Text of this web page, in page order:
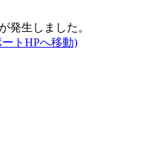
発生しました。
トHPへ移動)